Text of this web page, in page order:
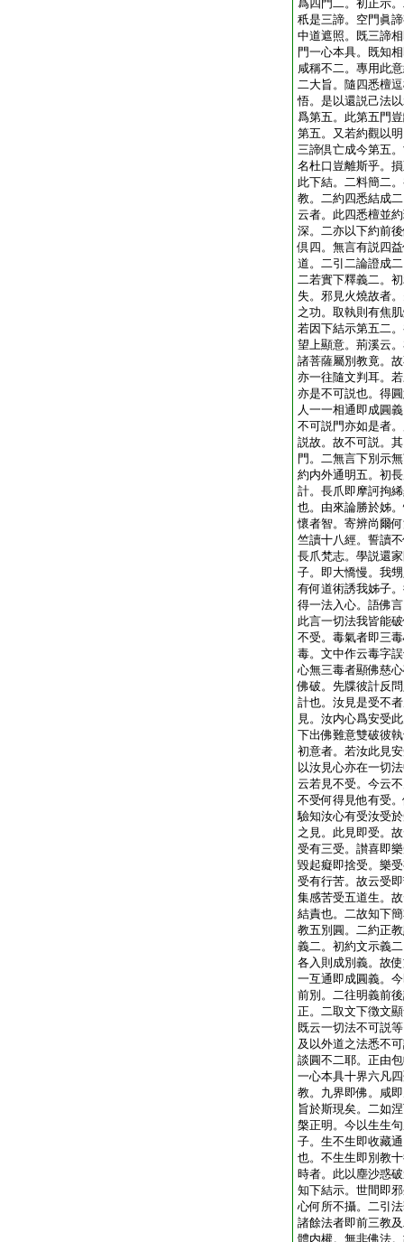
爲四門二。初正示
秖是三諦。空門眞
中道遮照。既三諦
門一心本具。既知
咸稱不二。專用此
二大旨。隨四悉檀
悟。是以還説己法
爲第五。此第五門
第五。又若約觀以
三諦倶亡成今第五
名杜口豈離斯乎。
此下結。二料簡二
教。二約四悉結成
云者。此四悉檀並
深。二亦以下約前
倶四。無言有説四
道。二引二論證成
二若實下釋義二。
失。邪見火燒故者
之功。取執則有焦
若因下結示第五二
望上顯意。荊溪云
諸菩薩屬別教竟。
亦一往隨文判耳。
亦是不可説也。得
人一一相通即成圓
不可説門亦如是者
説故。故不可説。
門。二無言下別示
約内外通明五。初
計。長爪即摩訶拘
也。由來論勝於姊
懷者智。寄辨尚爾
竺讀十八經。誓讀
長爪梵志。學説還
子。即大憍慢。我
有何道術誘我姊子
得一法入心。語佛
此言一切法我皆能
不受。毒氣者即三
毒。文中作云毒字
心無三毒者顯佛慈
佛破。先牒彼計反
計也。汝見是受不
見。汝内心爲安受
下出佛難意雙破彼
初意者。若汝此見
以汝見心亦在一切
云若見不受。今云
不受何得見他有受
驗知汝心有受汝受
之見。此見即受。
受有三受。讃喜即
毀起癡即捨受。樂
受有行苦。故云受
集感苦受五道生。
結責也。二故知下
教五別圓。二約正
義二。初約文示義
各入則成別義。故
一互通即成圓義。
前別。二往明義前
正。二取文下徴文
既云一切法不可説
及以外道之法悉不
談圓不二耶。正由
一心本具十界六凡
教。九界即佛。咸
旨於斯現矣。二如
槃正明。今以生生
子。生不生即收藏
也。不生生即別教
時者。此以塵沙惑
知下結示。世間即
心何所不攝。二引
諸餘法者即前三教
體内權。無非佛法